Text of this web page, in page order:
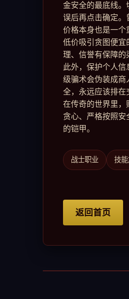
金安全的最底线。
误后再点击确定。
价格本身也是一个
低价吸引贪图便宜
理、信誉有保障的
此外，保护个人
级骗术会伪装成商
全，永远应该排在
在传奇的世界里，
贪心、严格按照安
的铠甲。
战士职业 技
返回首页